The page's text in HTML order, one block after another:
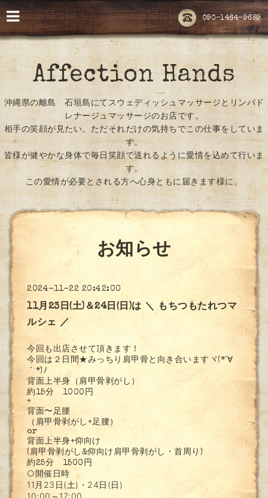
090-1464-9689
Affection Hands
沖縄県の離島 石垣島にてスウェディッシュマッサージとリンパド
レナージュマッサージのお店です。
相手の笑顔が見たい。ただそれだけの気持ちでこの仕事をしていま
す。
皆様が健やかな身体で毎日笑顔で送れるように愛情を込めて行いま
す。
この愛情が必要とされる方へ心身ともに届きます様に。
お知らせ
2024-11-22 20:42:00
11月23日(土)＆24日(日)は ＼ もちつもたれつマ
ルシェ ／
今回も出店させて頂きます！
今回は２日間★みっちり肩甲骨と向き合いますヾ(*´∀
｀*)ﾉ
背面上半身（肩甲骨剥がし）
約15分 1000円
+
背面〜足腰
（肩甲骨剥がし+足腰）
or
背面上半身+仰向け
(肩甲骨剥がし&仰向け肩甲骨剥がし・首周り)
約25分 1500円
○開催日時
11月23日(土)・24日(日)
10:00～17:00